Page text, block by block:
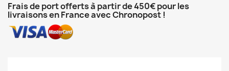
Frais de port offerts à partir de 450€ pour les
livraisons en France avec Chronopost !